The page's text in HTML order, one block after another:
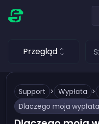
Przegląd
Support > Wypłata >